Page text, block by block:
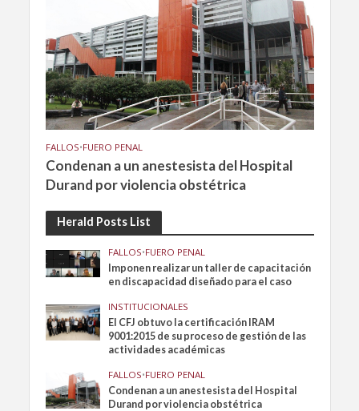
FALLOS•FUERO PENAL
Condenan a un anestesista del Hospital
Durand por violencia obstétrica
Herald Posts List
FALLOS•FUERO PENAL
Imponen realizar un taller de capacitación
en discapacidad diseñado para el caso
INSTITUCIONALES
El CFJ obtuvo la certificación IRAM
9001:2015 de su proceso de gestión de las
actividades académicas
FALLOS•FUERO PENAL
Condenan a un anestesista del Hospital
Durand por violencia obstétrica